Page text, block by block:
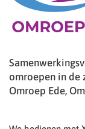
omroepen in de
Omroep Ede,